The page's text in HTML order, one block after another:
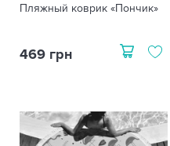
Пляжный коврик «Пончик»
469 грн